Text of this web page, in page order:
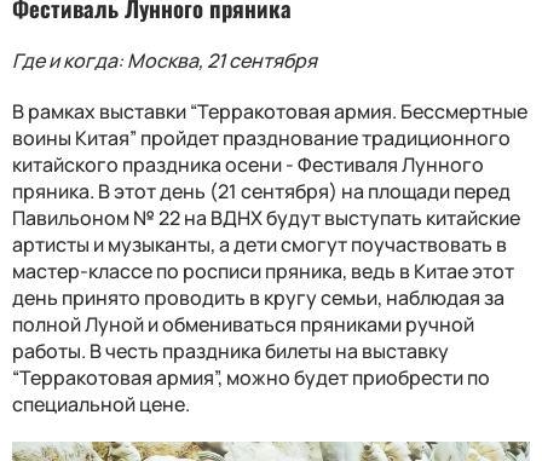
Фестиваль Лунного пряника
Где и когда: Москва, 21 сентября
В рамках выставки “Терракотовая армия. Бессмертные
воины Китая” пройдет празднование традиционного
китайского праздника осени - Фестиваля Лунного
пряника. В этот день (21 сентября) на площади перед
Павильоном № 22 на ВДНХ будут выступать китайские
артисты и музыканты, а дети смогут поучаствовать в
мастер-классе по росписи пряника, ведь в Китае этот
день принято проводить в кругу семьи, наблюдая за
полной Луной и обмениваться пряниками ручной
работы. В честь праздника билеты на выставку
“Терракотовая армия”, можно будет приобрести по
специальной цене.